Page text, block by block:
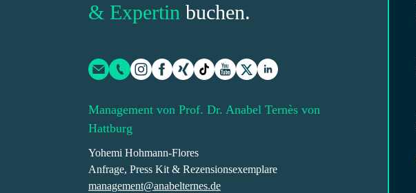
& Expertin buchen.
Management von Prof. Dr. Anabel Ternès von
Hattburg
Yohemi Hohmann-Flores
Anfrage, Press Kit & Rezensionsexemplare
management@anabelternes.de